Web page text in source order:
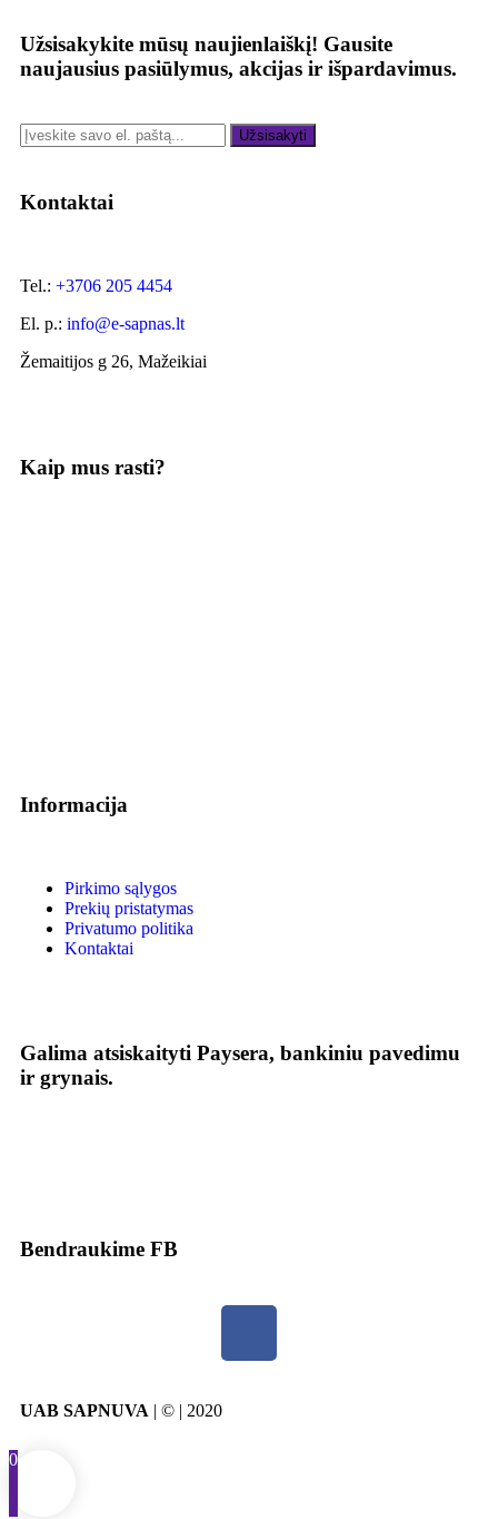
Užsisakykite mūsų naujienlaiškį! Gausite
naujausius pasiūlymus, akcijas ir išpardavimus.
Užsisakyti
Kontaktai
Tel.: +3706 205 4454
El. p.: info@e-sapnas.lt
Žemaitijos g 26, Mažeikiai
Kaip mus rasti?
Informacija
Pirkimo sąlygos
Prekių pristatymas
Privatumo politika
Kontaktai
Galima atsiskaityti Paysera, bankiniu pavedimu
ir grynais.
Bendraukime FB
UAB SAPNUVA | © | 2020
0